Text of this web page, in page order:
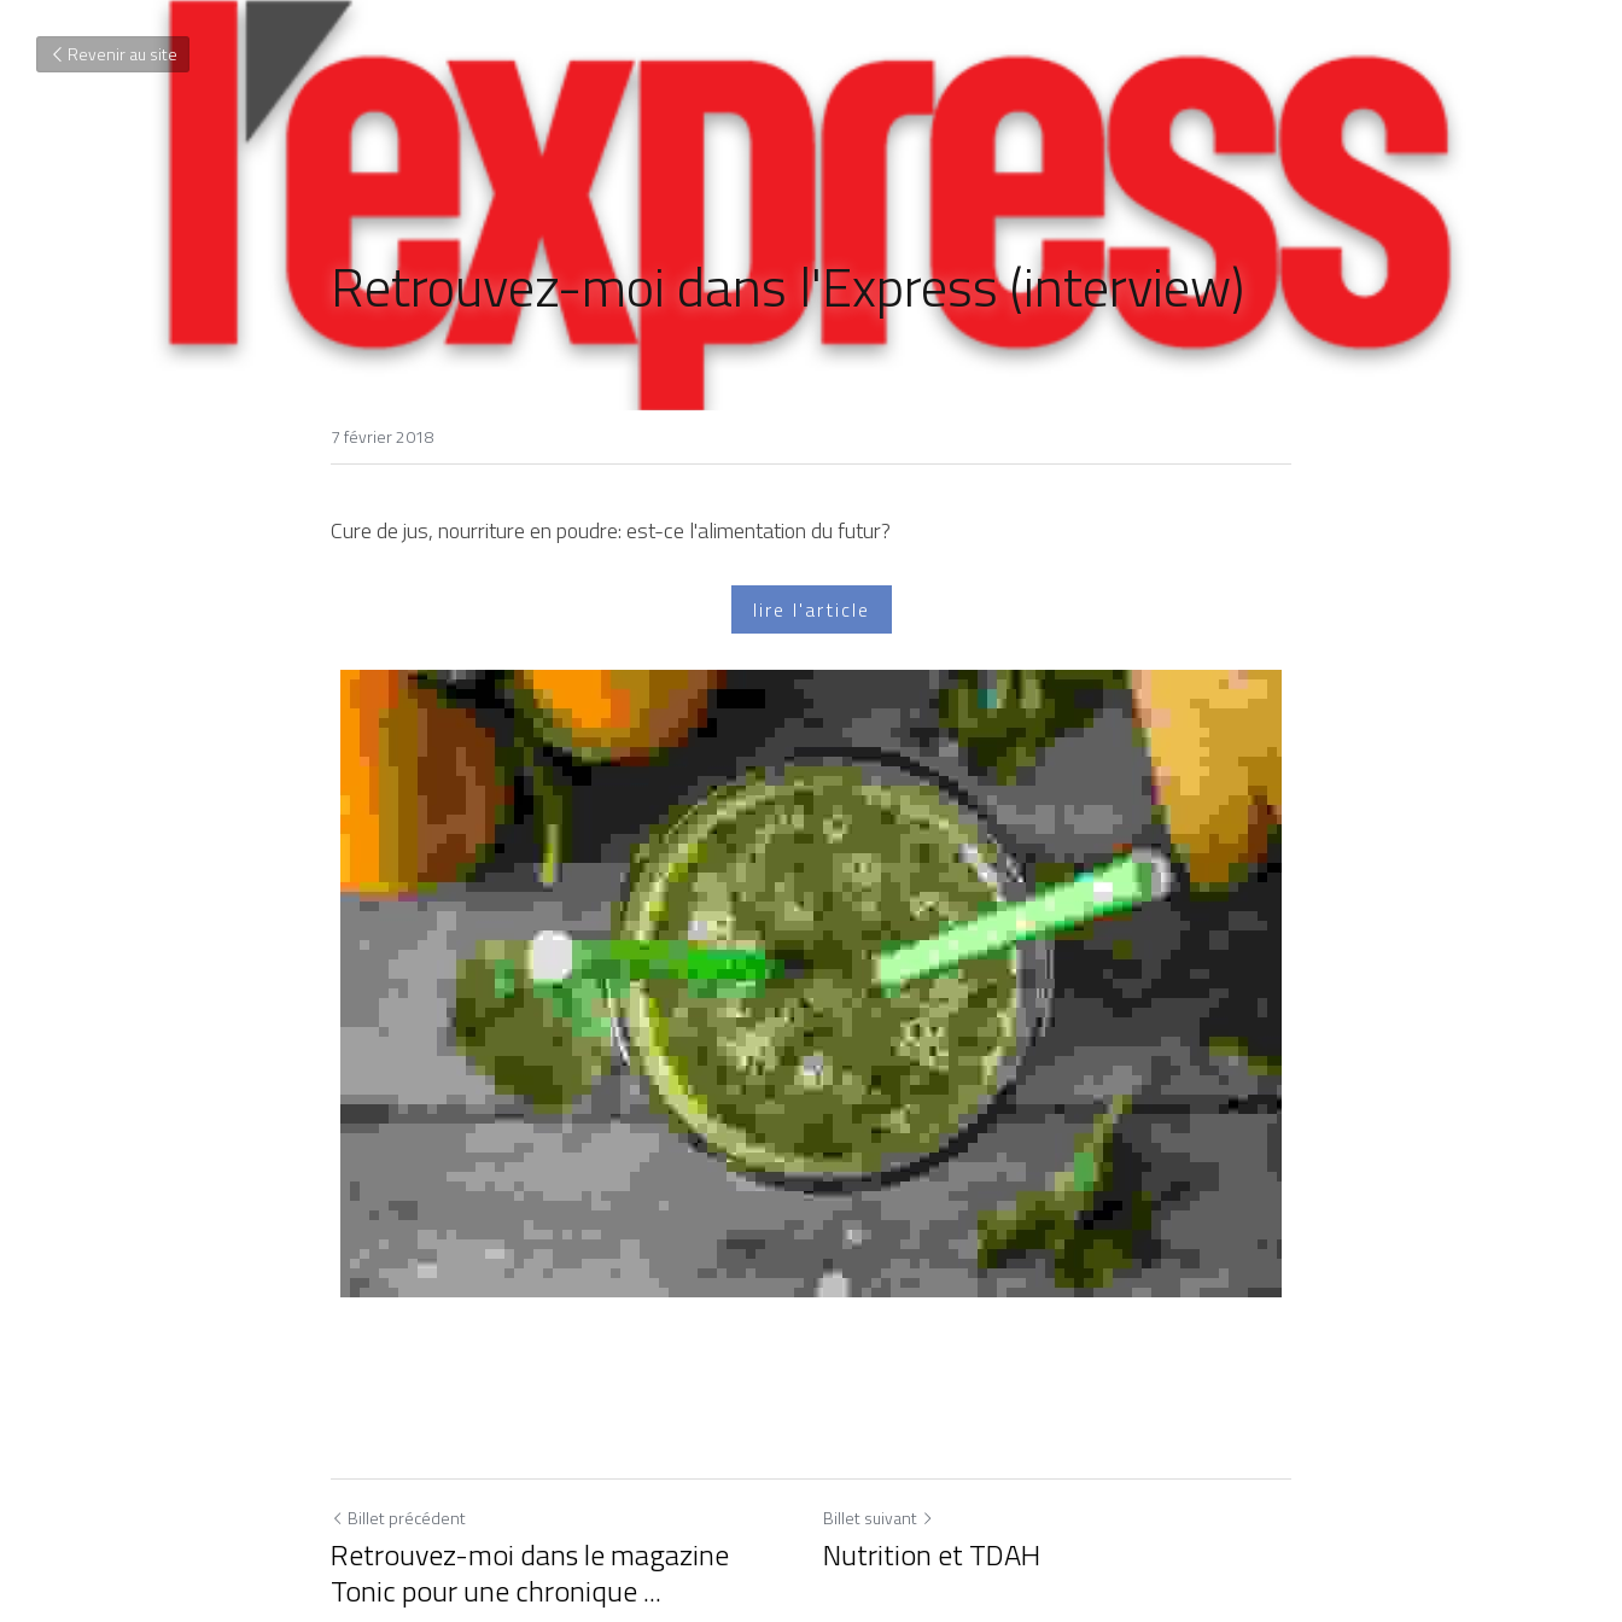
Revenir au site
Retrouvez-moi dans l'Express (interview)
7 février 2018
Cure de jus, nourriture en poudre: est-ce l'alimentation du futur?
lire l'article
Billet précédent
Retrouvez-moi dans le magazine
Tonic pour une chronique ...
Billet suivant
Nutrition et TDAH